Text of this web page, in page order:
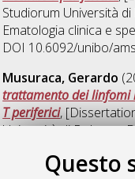
Questo
Studiorum Università
Ematologia clinica e
DOI 10.6092/unibo/
Musuraca, Gerardo
trattamento dei linfomi
T periferici,
Università di Bologna.
10.6092/unibo/